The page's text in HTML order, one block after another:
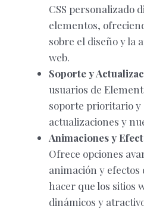
CSS personalizado
elementos,
sobre el diseño y la
web.
Soporte y
usuarios de
soporte prioritario y
actualizaciones y
Animaciones y
Ofrece opciones
animación y
hacer que los sitios
dinámicos y